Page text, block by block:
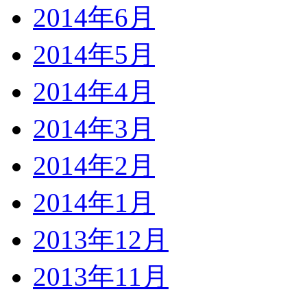
2014年6月
2014年5月
2014年4月
2014年3月
2014年2月
2014年1月
2013年12月
2013年11月